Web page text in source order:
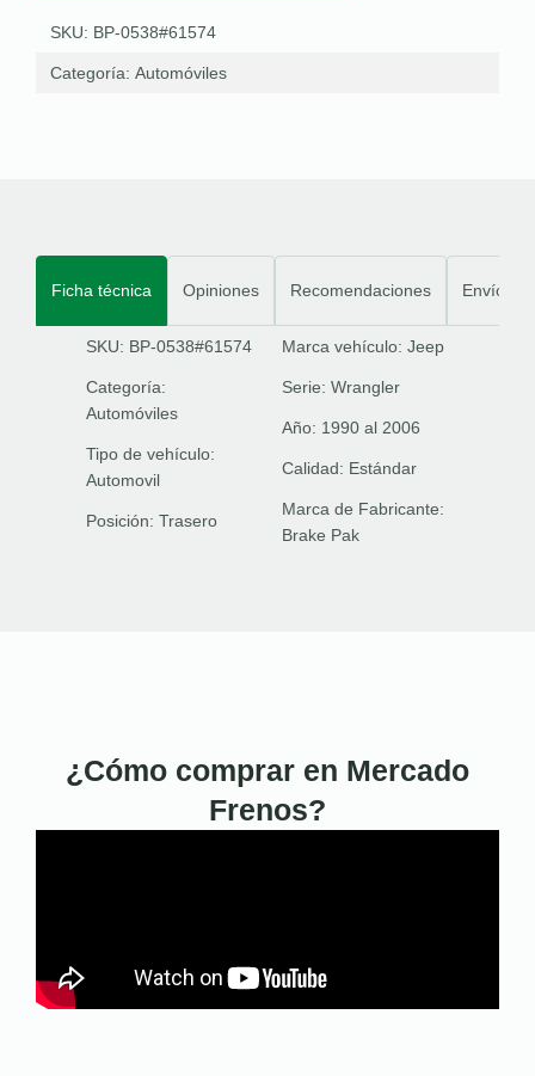
SKU: BP-0538#61574
Categoría: Automóviles
Ficha técnica Opiniones Recomendaciones Envíos
SKU: BP-0538#61574
Categoría:
Automóviles
Tipo de vehículo:
Automovil
Posición: Trasero
Marca vehículo: Jeep
Serie: Wrangler
Año: 1990 al 2006
Calidad: Estándar
Marca de Fabricante:
Brake Pak
¿Cómo comprar en Mercado
Frenos?